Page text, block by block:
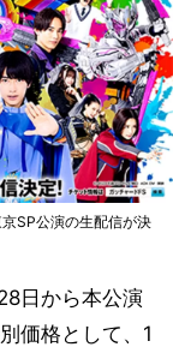
SP公演の生配信が決
日から本公演
価格として、1